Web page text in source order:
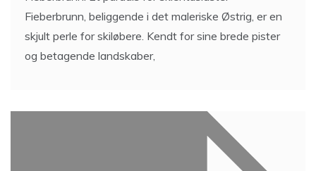
Fieberbrunn, beliggende i det maleriske Østrig, er en
skjult perle for skiløbere. Kendt for sine brede pister
og betagende landskaber,